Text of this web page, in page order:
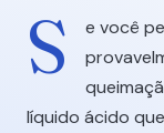
S
e você
líquido ácido